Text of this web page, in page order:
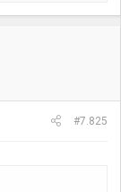
#7.825